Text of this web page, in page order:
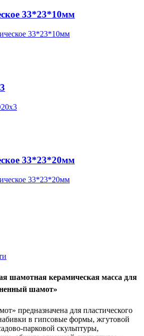
33*23*10мм
33*23*20мм
шамотная керамическая масса для
шамот»
предназначена для пластического
в гипсовые формы, жгутовой
парковой скульптуры,